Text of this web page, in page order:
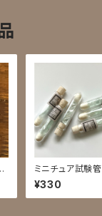
ミニチュア試験
／滑石
¥330